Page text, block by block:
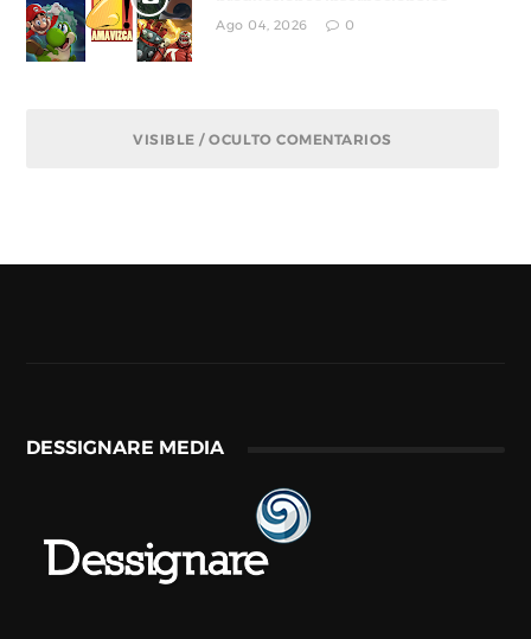
Ago 04, 2026 0
VISIBLE / OCULTO COMENTARIOS
DESSIGNARE MEDIA